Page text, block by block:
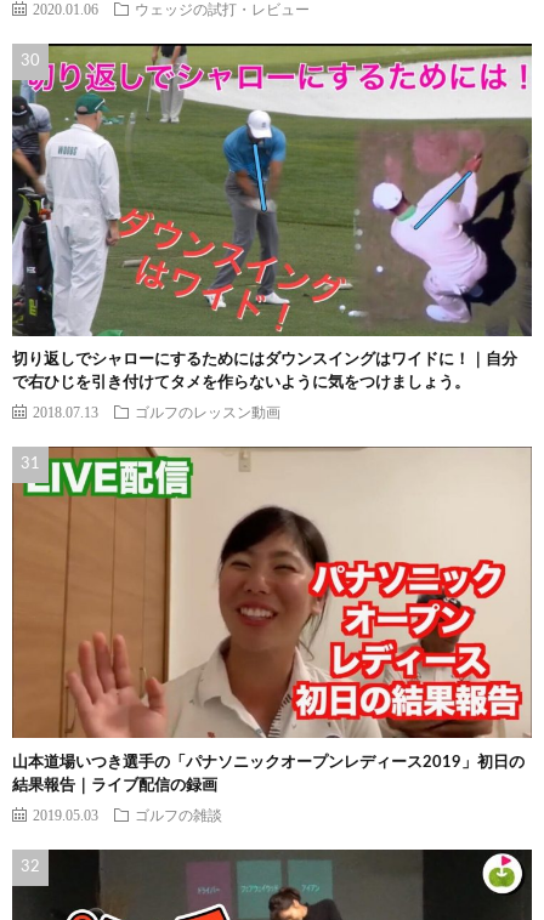
2020.01.06 ウェッジの試打・レビュー
切り返しでシャローにするためにはダウンスイングはワイドに！｜自分
で右ひじを引き付けてタメを作らないように気をつけましょう。
2018.07.13 ゴルフのレッスン動画
山本道場いつき選手の「パナソニックオープンレディース2019」初日の
結果報告｜ライブ配信の録画
2019.05.03 ゴルフの雑談